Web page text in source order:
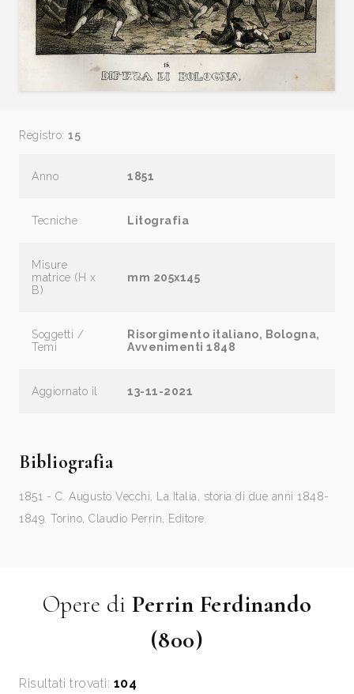
Registro: 15
Anno 1851
Tecniche Litografia
Misure
matrice (H x
B)
mm 205x145
Soggetti /
Temi
Risorgimento italiano, Bologna,
Avvenimenti 1848
Aggiornato il 13-11-2021
Bibliografia
1851 - C. Augusto Vecchi, La Italia, storia di due anni 1848-
1849. Torino, Claudio Perrin, Editore.
Opere di Perrin Ferdinando
(800)
Risultati trovati: 104